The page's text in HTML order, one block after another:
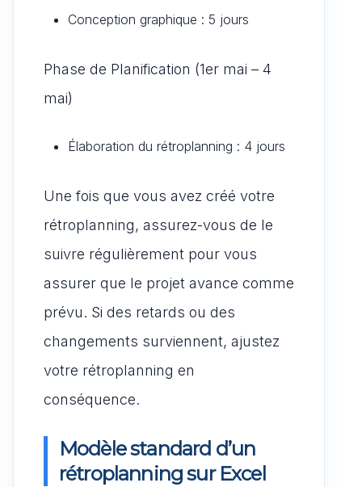
Conception graphique : 5 jours
Phase de Planification (1er mai – 4
mai)
Élaboration du rétroplanning : 4 jours
Une fois que vous avez créé votre
rétroplanning, assurez-vous de le
suivre régulièrement pour vous
assurer que le projet avance comme
prévu. Si des retards ou des
changements surviennent, ajustez
votre rétroplanning en
conséquence.
Modèle standard d’un
rétroplanning sur Excel